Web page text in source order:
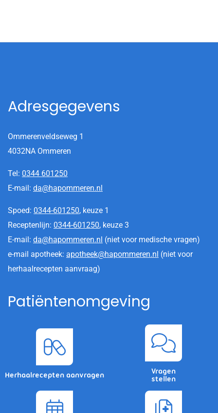
Adresgegevens
Ommerenveldseweg 1
4032NA Ommeren
Tel: 0344 601250
E-mail: da@hapommeren.nl
Spoed: 0344-601250, keuze 1
Receptenlijn: 0344-601250, keuze 3
E-mail: da@hapommeren.nl (niet voor medische vragen)
e-mail apotheek: apotheek@hapommeren.nl (niet voor
herhaalrecepten aanvraag)
Patiëntenomgeving
Herhaalrecepten aanvragen
Vragen
stellen